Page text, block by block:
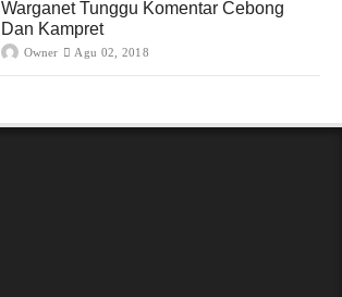
Warganet Tunggu Komentar Cebong
Dan Kampret
Owner Agu 02, 2018